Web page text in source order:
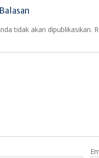
tidak akan dipublikasikan.